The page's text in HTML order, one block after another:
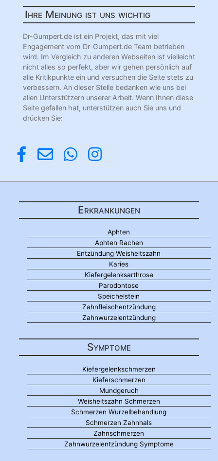
Ihre Meinung ist uns wichtig
Dr-Gumpert.de ist ein Projekt, das mit viel
Engagement vom Dr-Gumpert.de Team betrieben
wird. Im Vergleich zu anderen Webseiten ist vielleicht
nicht alles so perfekt, aber wir gehen persönlich auf
alle Kritikpunkte ein und versuchen die Seite stets zu
verbessern. An dieser Stelle bedanken wie uns bei
allen Unterstützern unserer Arbeit. Wenn Ihnen diese
Seite gefallen hat, unterstützen auch Sie uns und
drücken Sie:
Erkrankungen
Aphten
Aphten Rachen
Entzündung Weisheitszahn
Karies
Kiefergelenksarthrose
Parodontose
Speichelstein
Zahnfleischentzündung
Zahnwurzelentzündung
Symptome
Kiefergelenkschmerzen
Kieferschmerzen
Mundgeruch
Weisheitszahn Schmerzen
Schmerzen Wurzelbehandlung
Schmerzen Zahnhals
Zahnschmerzen
Zahnwurzelentzündung Symptome